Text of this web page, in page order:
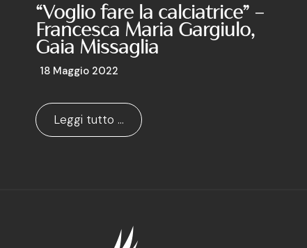
“Voglio fare la calciatrice” –
Francesca Maria Gargiulo,
Gaia Missaglia
18 Maggio 2022
Leggi tutto …